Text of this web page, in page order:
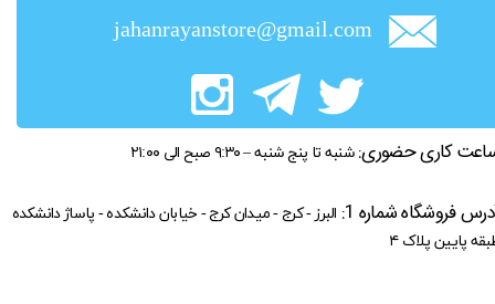
jahanrayanstore@gmail.com
کاری حضوری: شنبه تا پنج شنبه – ۹:۳۰ صبح الی ۲۱:۰۰
فروشگاه شماره 1:
البرز - کرج - میدان کرج - خیابان دانشکده - پاساژ دانشکده
پایین پلاک ۴